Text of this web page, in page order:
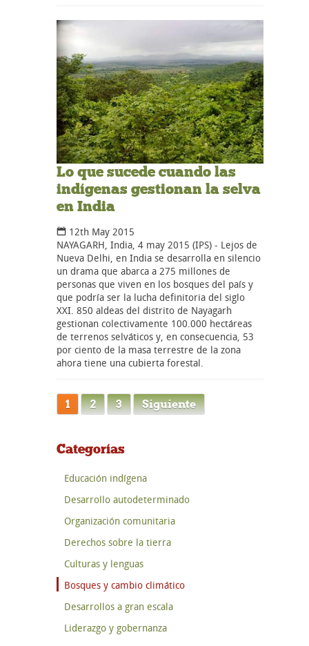
Lo que sucede cuando las
indígenas gestionan la selva
en India
12th May 2015
NAYAGARH, India, 4 may 2015 (IPS) - Lejos de
Nueva Delhi, en India se desarrolla en silencio
un drama que abarca a 275 millones de
personas que viven en los bosques del país y
que podría ser la lucha definitoria del siglo
XXI. 850 aldeas del distrito de Nayagarh
gestionan colectivamente 100.000 hectáreas
de terrenos selváticos y, en consecuencia, 53
por ciento de la masa terrestre de la zona
ahora tiene una cubierta forestal.
1 2 3 Siguiente
Categorías
Educación indígena
Desarrollo autodeterminado
Organización comunitaria
Derechos sobre la tierra
Culturas y lenguas
Bosques y cambio climático
Desarrollos a gran escala
Liderazgo y gobernanza